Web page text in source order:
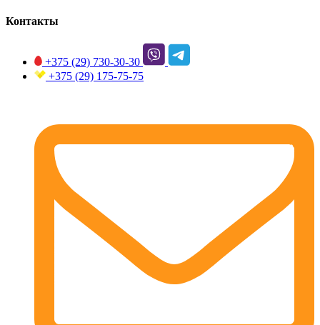
Контакты
+375 (29) 730-30-30
+375 (29) 175-75-75